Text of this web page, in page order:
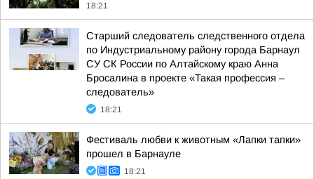
18:21
Старший следователь следственного отдела
по Индустриальному району города Барнаул
СУ СК России по Алтайскому краю Анна
Бросалина в проекте «Такая профессия –
следователь»
18:21
Фестиваль любви к животным «Лапки тапки»
прошел в Барнауле
18:21